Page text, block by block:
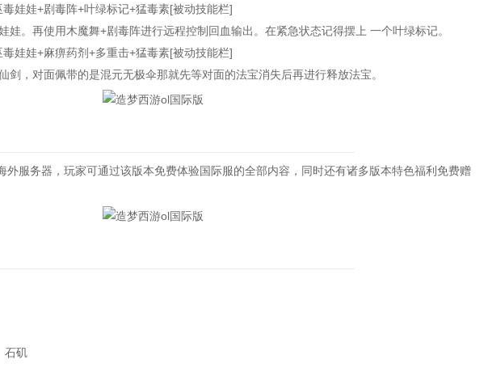
娃+剧毒阵+叶绿标记+猛毒素[被动技能栏]
。再使用木魔舞+剧毒阵进行远程控制回血输出。在紧急状态记得摆上 一个叶绿标记。
娃+麻痹药剂+多重击+猛毒素[被动技能栏]
，对面佩带的是混元无极伞那就先等对面的法宝消失后再进行释放法宝。
服务器，玩家可通过该版本免费体验国际服的全部内容，同时还有诸多版本特色福利免费赠
矶